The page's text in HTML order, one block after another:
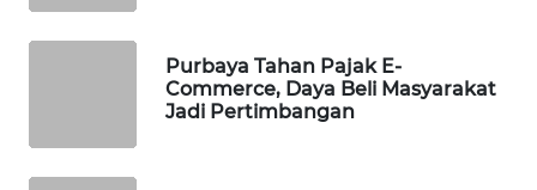
Purbaya Tahan Pajak E-
Commerce, Daya Beli Masyarakat
Jadi Pertimbangan
WAHANA